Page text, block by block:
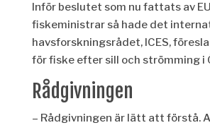
Inför beslutet som nu fattats av
fiskeministrar så hade det
havsforskningsrådet, ICES,
för fiske efter sill och strömming i
Rådgivningen
– Rådgivningen är lätt att förstå.